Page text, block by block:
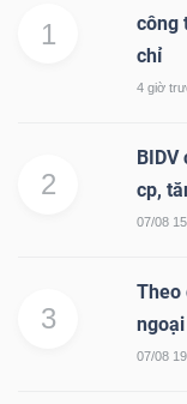
1
công
chỉ
4 giờ
2
cp,
07/08
3
Theo
07/08